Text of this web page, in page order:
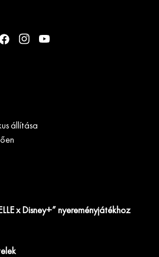
állítása
x Disney+” nyereményjátékhoz